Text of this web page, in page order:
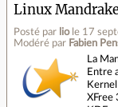
Linux Mandrake
Posté par lio le 17
Modéré par Fabien
La
Entre
XFree